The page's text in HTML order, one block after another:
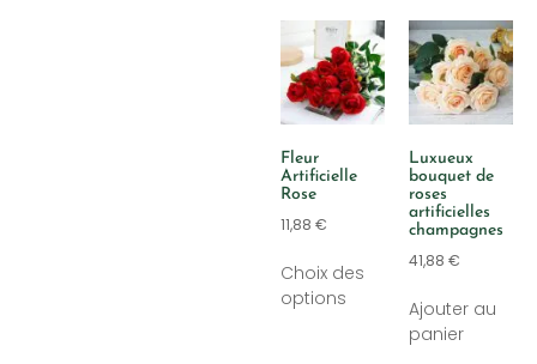
Fleur
Artificielle
Rose
11,88 €
Choix des
options
Luxueux
bouquet de
roses
artificielles
champagnes
41,88 €
Ajouter au
panier